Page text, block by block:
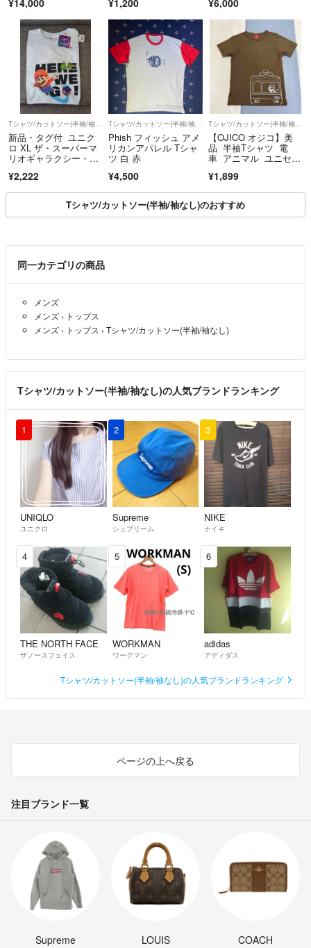
*2つ以上ご購入で500円以上割引致しますので、お気軽
にご相談ください!
ご購入されたい商品全てに、購入希望です。と伝えていただければ円滑
に取引が進むので、お願い致します。
*注意事項(ここは絶対に見てください)
着画は受け付けておりません。
古着屋RISEでお買い物の際は寸法をご確認の上、購入してください。
寸法を記載しているので、サイズ等のご返品はご遠慮下さい。
【低評価に関して】
は寸法の確認を一切せず、また注意事項を読んでもいないのにも関わら
ず低評価をつけてきました。
【価格交渉】
くお願い致します。
[送料]
全品送料無料でやらせていただきます!
発送は月・火・水・木・金曜日になります。
ご了承ください。
その他ご質問などございましたら
気軽にお問い合わせ下さい。
宜しくお願い致します。
ツ V L ポリエステ
ル 半袖 メンズ AN385
新品・タグ付 ユニク
ロ XL ザ・スーパーマ
リオギャラクシー・ム
¥2,222
Tシャツ/カットソー(半袖/袖なし)
Phish フィッシュ アメ
リカンアパレル Tシャ
ツ 白 赤
¥4,500
Tシャツ/カットソー(半袖/袖なし)
【OJICO オジコ】美
品 半袖Tシャツ 電
車 アニマル ユニセッ
¥1,899
Tシャツ/カットソー(半袖/袖なし)のおすすめ
同一カテゴリの商品
メンズ
メンズ › トップス
メンズ › トップス › Tシャツ/カットソー(半袖/袖なし)
Tシャツ/カットソー(半袖/袖なし)の人気ブランドランキング
1
UNIQLO
ユニクロ
2
Supreme
シュプリーム
3
NIKE
ナイキ
4
THE NORTH FACE
ザノースフェイス
5
WORKMAN
ワークマン
6
adidas
アディダス
Tシャツ/カットソー(半袖/袖なし)の人気ブランドランキング
ページの上へ戻る
注目ブランド一覧
Supreme
LOUIS
COACH